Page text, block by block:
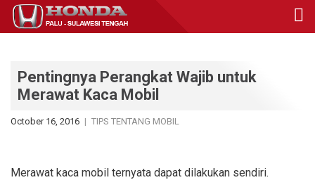
Pentingnya Perangkat Wajib untuk
Merawat Kaca Mobil
October 16, 2016 TIPS TENTANG MOBIL
Merawat kaca mobil ternyata dapat dilakukan sendiri.